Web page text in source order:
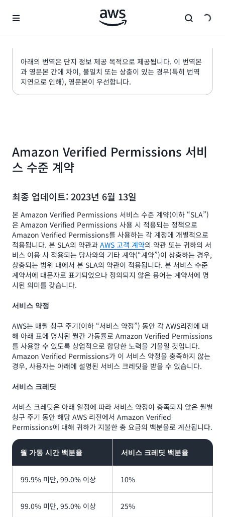
아래의 번역은 단지 정보 제공 목적으로 제공됩니다. 이 번역본
과 영문본 간에 차이, 불일치 또는 상충이 있는 경우(특히 번역
지연으로 인해), 영문본이 우선합니다.
Amazon Verified Permissions 서비
스 수준 계약
최종 업데이트: 2023년 6월 13일
본 Amazon Verified Permissions 서비스 수준 계약(이하 “SLA”)
은 Amazon Verified Permissions 사용 시 적용되는 정책으로
Amazon Verified Permissions를 사용하는 각 계정에 개별적으로
적용됩니다. 본 SLA의 약관과 AWS 고객 계약의 약관 또는 귀하의 서
비스 이용 시 적용되는 당사와의 기타 계약(“계약”)이 상충하는 경우,
상충되는 범위 내에서 본 SLA의 약관이 적용됩니다. 본 서비스 수준
계약서에 대문자로 표기되었으나 정의되지 않은 용어는 계약서에 명
시된 의미를 갖습니다.
서비스 약정
AWS는 매월 청구 주기(이하 “서비스 약정”) 동안 각 AWS리전에 대
해 아래 표에 명시된 월간 가동률로 Amazon Verified Permissions
를 사용할 수 있도록 상업적으로 합당한 노력을 기울일 것입니다.
Amazon Verified Permissions가 이 서비스 약정을 충족하지 않는
경우, 사용자는 아래에 설명된 서비스 크레딧을 받을 수 있습니다.
서비스 크레딧
서비스 크레딧은 아래 일정에 따라 서비스 약정이 충족되지 않은 월별
청구 주기 동안 해당 AWS 리전에서 Amazon Verified
Permissions에 대해 귀하가 지불한 총 요금의 백분율로 계산됩니다.
월 가동 시간 백분율 서비스 크레딧 백분율
99.9% 미만, 99.0% 이상 10%
99.0% 미만, 95.0% 이상 25%